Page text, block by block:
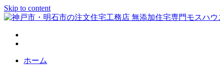
Skip to content
神戸市・明石市の注文住宅工務店 無添加住宅専門モスハウス
ホーム